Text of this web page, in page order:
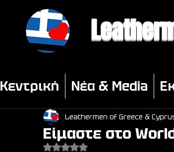
Είμαστε στο
Leathermen of Greece &
Βαθμολογήθηκε με NaN από 5 αστέρια.
Κεντρική Νέα & Media